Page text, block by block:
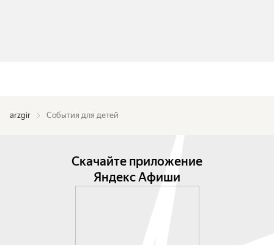
arzgir События для детей
Скачайте приложение
Яндекс Афиши